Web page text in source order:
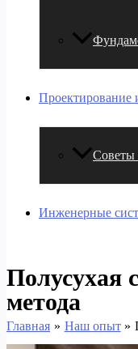
Проектирование
Советы
Инженерные
Полусухая
метода
Главная Наш опыт